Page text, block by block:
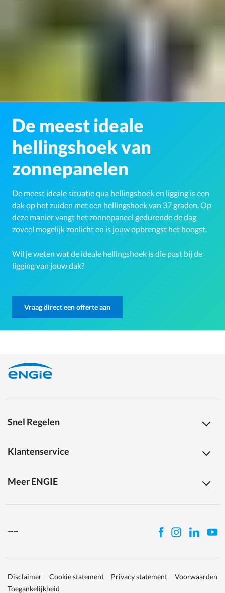
De meest ideale
hellingshoek van
zonnepanelen
De meest ideale situatie qua hellingshoek en ligging is een
dak op het zuiden met een hellingshoek van 37 graden. Op
deze manier vangt het zonnepaneel gedurende de dag
zoveel mogelijk zonlicht en is jouw opbrengst het hoogst.
Wil je weten wat de ideale hellingshoek is die past bij de
ligging van jouw dak?
Vraag direct een offerte aan
Snel Regelen
Klantenservice
Meer ENGIE
Disclaimer Cookie statement Privacy statement
Voorwaarden
Toegankelijkheid